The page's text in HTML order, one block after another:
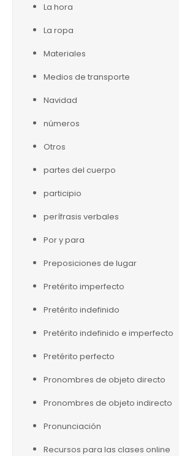
La hora
La ropa
Materiales
Medios de transporte
Navidad
números
Otros
partes del cuerpo
participio
perífrasis verbales
Por y para
Preposiciones de lugar
Pretérito imperfecto
Pretérito indefinido
Pretérito indefinido e imperfecto
Pretérito perfecto
Pronombres de objeto directo
Pronombres de objeto indirecto
Pronunciación
Recursos para las clases online